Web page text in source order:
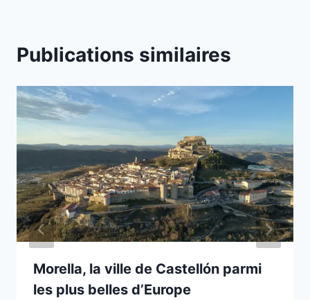
Publications similaires
Morella, la ville de Castellón parmi
les plus belles d’Europe